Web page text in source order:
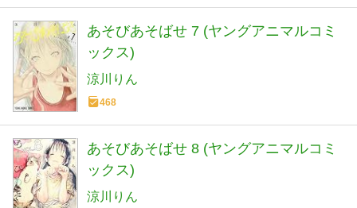
あそびあそばせ 7 (ヤングアニマルコミ
ックス)
涼川りん
468
あそびあそばせ 8 (ヤングアニマルコミ
ックス)
涼川りん